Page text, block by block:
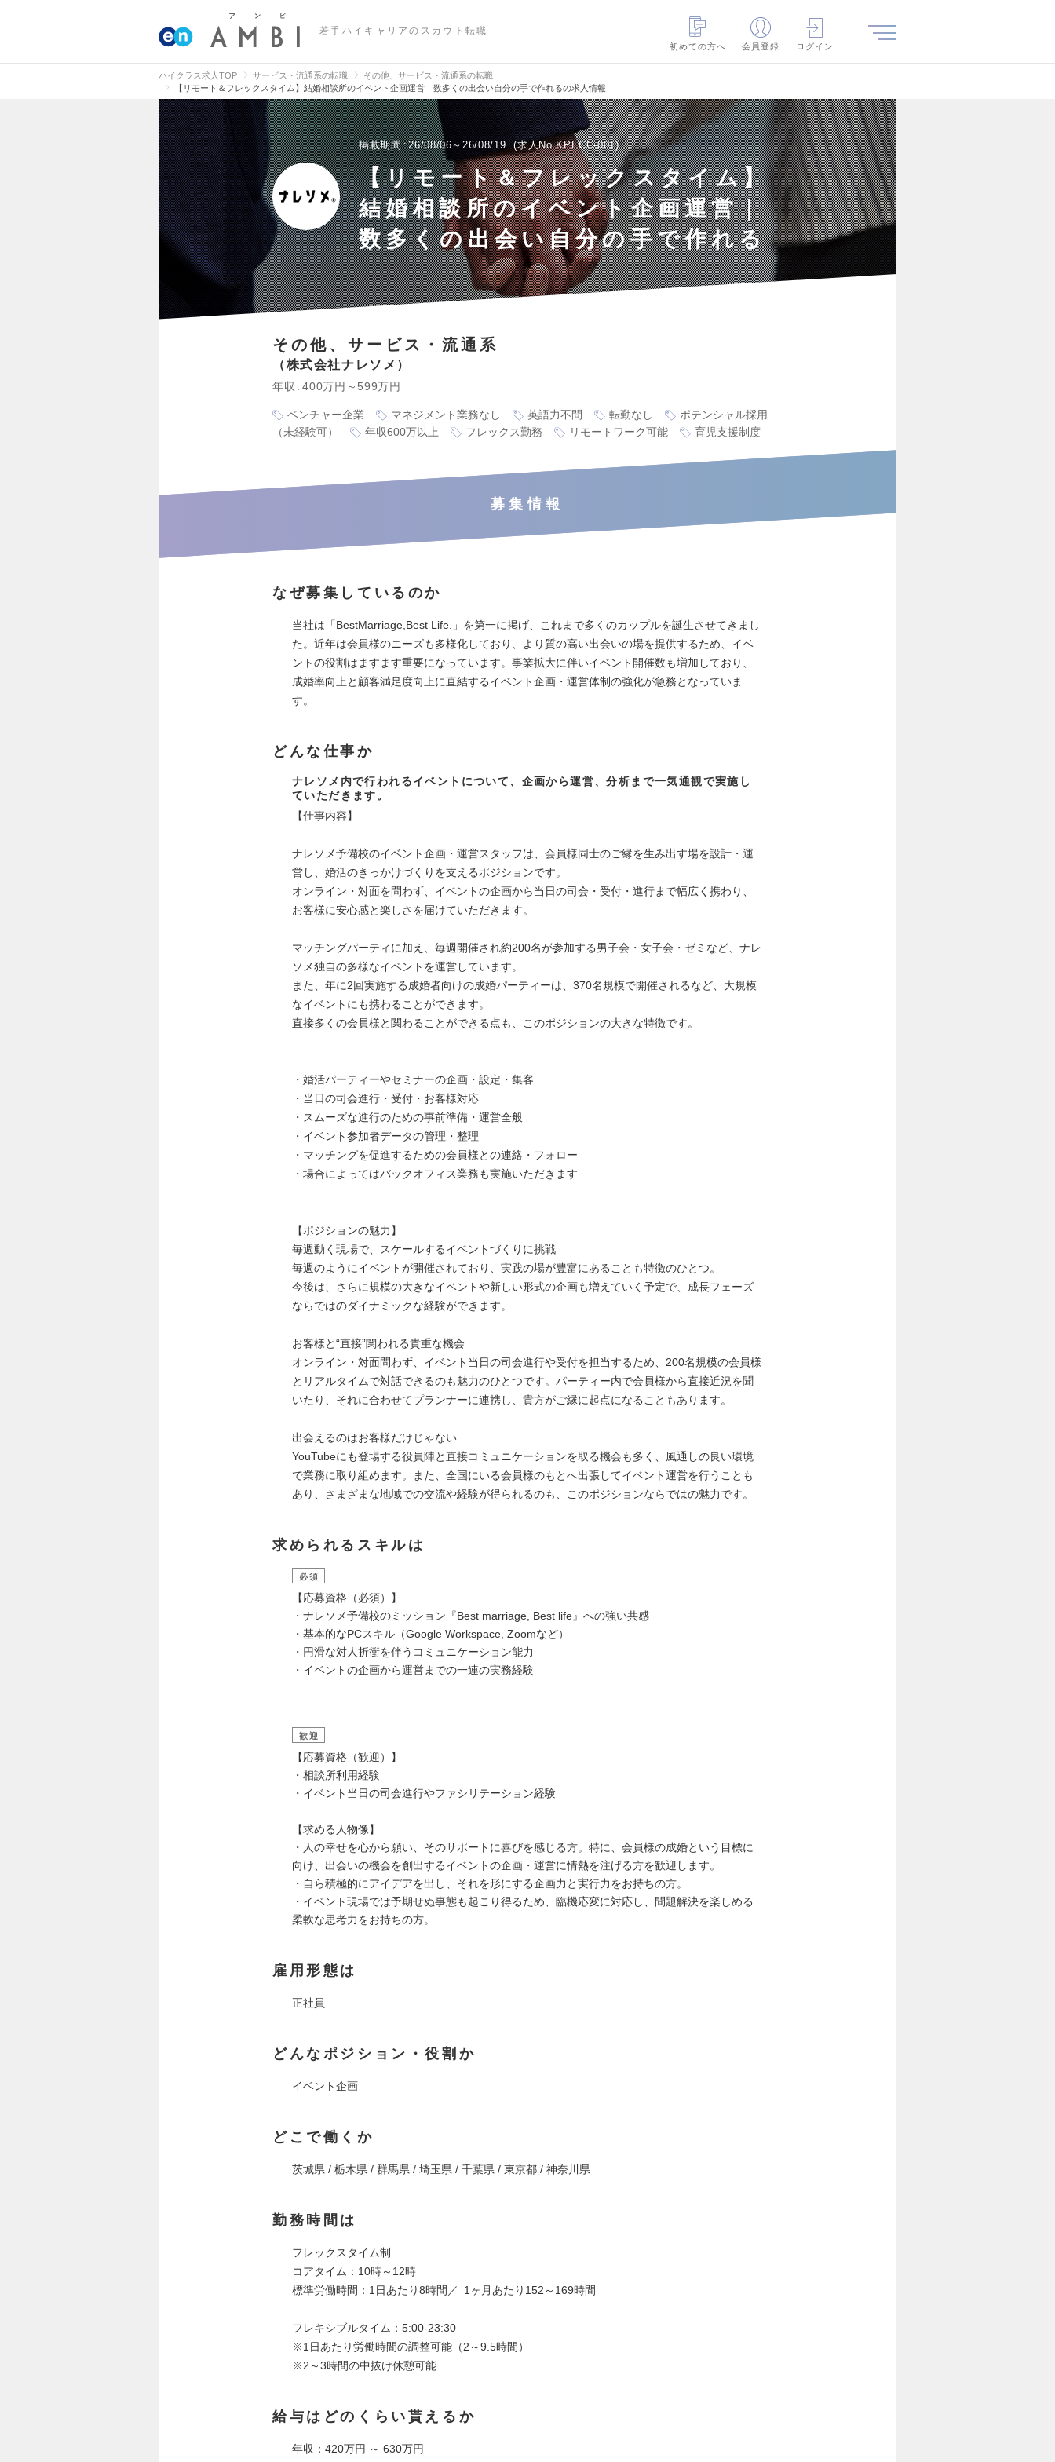
若手ハイキャリアのスカウト転職
初めての方へ
会員登録 ログイン
ハイクラス求人TOP サービス・流通系の転職
その他、サービス・流通系の転職
【リモート＆フレックスタイム】結婚相談所のイベント企画運営｜数多くの出会い自分の手で作れるの求人情報
掲載期間 26/08/06～26/08/19 求人No.KPECC-001
【リモート＆フレックスタイム】
結婚相談所のイベント企画運営｜
数多くの出会い自分の手で作れる
その他、サービス・流通系
株式会社ナレソメ
年収 400万円～599万円
ベンチャー企業 マネジメント業務なし 英語力不問 転勤なし
ポテンシャル採用
（未経験可）
年収600万以上 フレックス勤務 リモートワーク可能 育児支援制度
募集情報
なぜ募集しているのか
当社は「BestMarriage,Best Life.」を第一に掲げ、これまで多くのカップルを誕生させてきまし
た。近年は会員様のニーズも多様化しており、より質の高い出会いの場を提供するため、イベ
ントの役割はますます重要になっています。事業拡大に伴いイベント開催数も増加しており、
成婚率向上と顧客満足度向上に直結するイベント企画・運営体制の強化が急務となっていま
す。
どんな仕事か
ナレソメ内で行われるイベントについて、企画から運営、分析まで一気通観で実施し
ていただきます。
【仕事内容】
ナレソメ予備校のイベント企画・運営スタッフは、会員様同士のご縁を生み出す場を設計・運
営し、婚活のきっかけづくりを支えるポジションです。
オンライン・対面を問わず、イベントの企画から当日の司会・受付・進行まで幅広く携わり、
お客様に安心感と楽しさを届けていただきます。
マッチングパーティに加え、毎週開催され約200名が参加する男子会・女子会・ゼミなど、ナレ
ソメ独自の多様なイベントを運営しています。
また、年に2回実施する成婚者向けの成婚パーティーは、370名規模で開催されるなど、大規模
なイベントにも携わることができます。
直接多くの会員様と関わることができる点も、このポジションの大きな特徴です。
・婚活パーティーやセミナーの企画・設定・集客
・当日の司会進行・受付・お客様対応
・スムーズな進行のための事前準備・運営全般
・イベント参加者データの管理・整理
・マッチングを促進するための会員様との連絡・フォロー
・場合によってはバックオフィス業務も実施いただきます
【ポジションの魅力】
毎週動く現場で、スケールするイベントづくりに挑戦
毎週のようにイベントが開催されており、実践の場が豊富にあることも特徴のひとつ。
今後は、さらに規模の大きなイベントや新しい形式の企画も増えていく予定で、成長フェーズ
ならではのダイナミックな経験ができます。
お客様と“直接”関われる貴重な機会
オンライン・対面問わず、イベント当日の司会進行や受付を担当するため、200名規模の会員様
とリアルタイムで対話できるのも魅力のひとつです。パーティー内で会員様から直接近況を聞
いたり、それに合わせてプランナーに連携し、貴方がご縁に起点になることもあります。
出会えるのはお客様だけじゃない
YouTubeにも登場する役員陣と直接コミュニケーションを取る機会も多く、風通しの良い環境
で業務に取り組めます。また、全国にいる会員様のもとへ出張してイベント運営を行うことも
あり、さまざまな地域での交流や経験が得られるのも、このポジションならではの魅力です。
求められるスキルは
必須
【応募資格（必須）】
・ナレソメ予備校のミッション『Best marriage, Best life』への強い共感
・基本的なPCスキル（Google Workspace, Zoomなど）
・円滑な対人折衝を伴うコミュニケーション能力
・イベントの企画から運営までの一連の実務経験
歓迎
【応募資格（歓迎）】
・相談所利用経験
・イベント当日の司会進行やファシリテーション経験
【求める人物像】
・人の幸せを心から願い、そのサポートに喜びを感じる方。特に、会員様の成婚という目標に
向け、出会いの機会を創出するイベントの企画・運営に情熱を注げる方を歓迎します。
・自ら積極的にアイデアを出し、それを形にする企画力と実行力をお持ちの方。
・イベント現場では予期せぬ事態も起こり得るため、臨機応変に対応し、問題解決を楽しめる
柔軟な思考力をお持ちの方。
雇用形態は
正社員
どんなポジション・役割か
イベント企画
どこで働くか
茨城県 / 栃木県 / 群馬県 / 埼玉県 / 千葉県 / 東京都 / 神奈川県
勤務時間は
フレックスタイム制
コアタイム：10時～12時
標準労働時間：1日あたり8時間／ 1ヶ月あたり152～169時間
フレキシブルタイム：5:00-23:30
※1日あたり労働時間の調整可能（2～9.5時間）
※2～3時間の中抜け休憩可能
給与はどのくらい貰えるか
年収：420万円 ～ 630万円